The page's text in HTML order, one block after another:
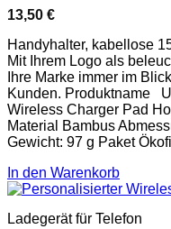
13,50 €
Handyhalter, kabellose
Mit Ihrem Logo als
Ihre Marke immer im
Kunden. Produktname
Wireless Charger Pad
Material Bambus
Gewicht: 97 g Paket
In den Warenkorb
Ladegerät für Telefon